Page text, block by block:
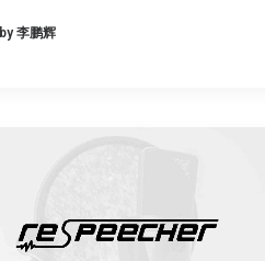
by 李鹏辉